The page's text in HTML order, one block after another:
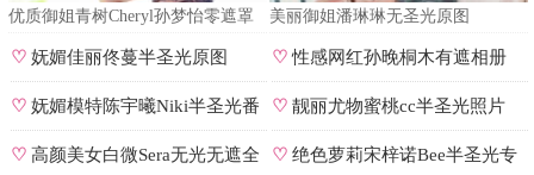
优质御姐青树Cheryl孙梦怡零遮罩
美丽御姐潘琳琳无圣光原图
♡妩媚佳丽佟蔓半圣光原图 ♡性感网红孙晚桐木有遮相册
♡妩媚模特陈宇曦Niki半圣光番
号
♡ 靓丽尤物蜜桃cc半圣光照片
♡高颜美女白微Sera无光无遮全 ♡ 绝色萝莉宋梓诺Bee半圣光专